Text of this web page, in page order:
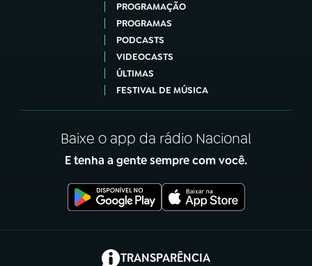
PROGRAMAÇÃO
PROGRAMAS
PODCASTS
VIDEOCASTS
ÚLTIMAS
FESTIVAL DE MÚSICA
Baixe o app da rádio Nacional
E tenha a gente sempre com você.
TRANSPARÊNCIA
(abre em nova aba)